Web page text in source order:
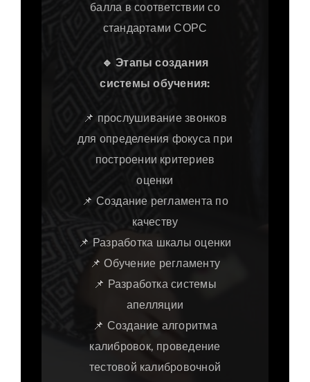
балла в соответствии со
стандартами СОРС
🔹 Этапы создания
системы обучения:
📌 прослушивание звонков
для определения фокуса при
построении критериев
оценки
📌 Создание регламента по
качеству
📌 Разработка шкалы оценки
📌 Обучение регламенту
📌 Разработка системы
апелляции
📌 Создание алгоритма
калибровок, проведение
тестовой калибровочной